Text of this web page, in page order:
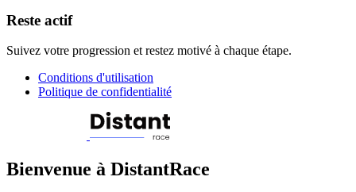
Reste actif
Suivez votre progression et restez motivé à chaque étape.
Conditions d'utilisation
Politique de confidentialité
Bienvenue à DistantRace